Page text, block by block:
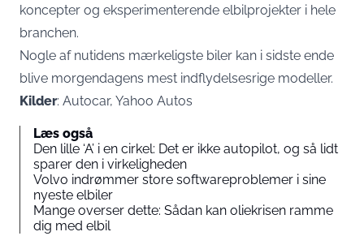
koncepter og eksperimenterende elbilprojekter i hele
branchen.
Nogle af nutidens mærkeligste biler kan i sidste ende
blive morgendagens mest indflydelsesrige modeller.
Kilder: Autocar, Yahoo Autos
Læs også
Den lille ‘A’ i en cirkel: Det er ikke autopilot, og så lidt
sparer den i virkeligheden
Volvo indrømmer store softwareproblemer i sine
nyeste elbiler
Mange overser dette: Sådan kan oliekrisen ramme
dig med elbil